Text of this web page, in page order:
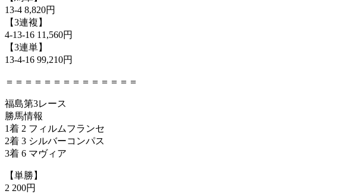
13-4 8,820円
【3連複】
4-13-16 11,560円
【3連単】
13-4-16 99,210円
＝＝＝＝＝＝＝＝＝＝＝＝＝＝
福島第3レース
勝馬情報
1着 2 フィルムフランセ
2着 3 シルバーコンパス
3着 6 マヴィア
【単勝】
2 200円